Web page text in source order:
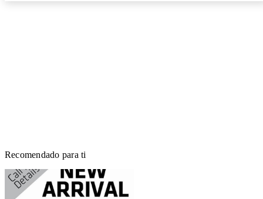
Recomendado para ti